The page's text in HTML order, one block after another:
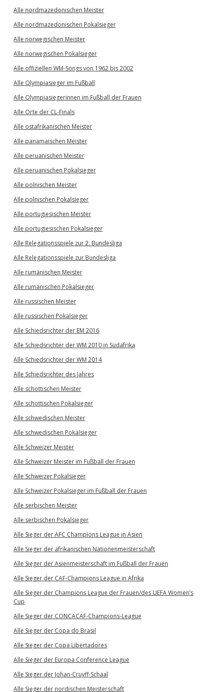
Alle nordmazedonischen Meister
Alle nordmazedonischen Pokalsieger
Alle norwegischen Meister
Alle norwegischen Pokalsieger
Alle offiziellen WM-Songs von 1962 bis 2002
Alle Olympiasieger im Fußball
Alle Olympiasiegerinnen im Fußball der Frauen
Alle Orte der CL-Finals
Alle ostafrikanischen Meister
Alle panamaischen Meister
Alle peruanischen Meister
Alle peruanischen Pokalsieger
Alle polnischen Meister
Alle polnischen Pokalsieger
Alle portugiesischen Meister
Alle portugiesischen Pokalsieger
Alle Relegationsspiele zur 2. Bundesliga
Alle Relegationsspiele zur Bundesliga
Alle rumänischen Meister
Alle rumänischen Pokalsieger
Alle russischen Meister
Alle russischen Pokalsieger
Alle Schiedsrichter der EM 2016
Alle Schiedsrichter der WM 2010 in Südafrika
Alle Schiedsrichter der WM 2014
Alle Schiedsrichter des Jahres
Alle schottischen Meister
Alle schottischen Pokalsieger
Alle schwedischen Meister
Alle schwedischen Pokalsieger
Alle Schweizer Meister
Alle Schweizer Meister im Fußball der Frauen
Alle Schweizer Pokalsieger
Alle Schweizer Pokalsieger im Fußball der Frauen
Alle serbischen Meister
Alle serbischen Pokalsieger
Alle Sieger der AFC Champions League in Asien
Alle Sieger der afrikanischen Nationenmeisterschaft
Alle Sieger der Asienmeisterschaft im Fußball der Frauen
Alle Sieger der CAF-Champions League in Afrika
Alle Sieger der Champions League der Frauen/des UEFA Women’s
Cup
Alle Sieger der CONCACAF-Champions-League
Alle Sieger der Copa do Brasil
Alle Sieger der Copa Libertadores
Alle Sieger der Europa Conference League
Alle Sieger der Johan-Cruyff-Schaal
Alle Sieger der nordischen Meisterschaft